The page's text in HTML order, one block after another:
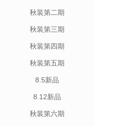
秋装第二期
秋装第三期
秋装第四期
秋装第五期
8.5新品
8.12新品
秋装第六期